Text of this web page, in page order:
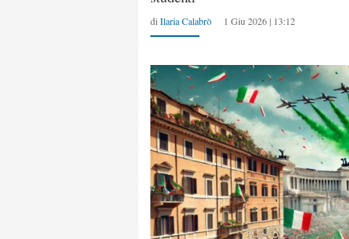
di Ilaria Calabrò 1 Giu 2026 | 13:12